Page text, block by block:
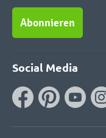
Abonnieren
Social Media